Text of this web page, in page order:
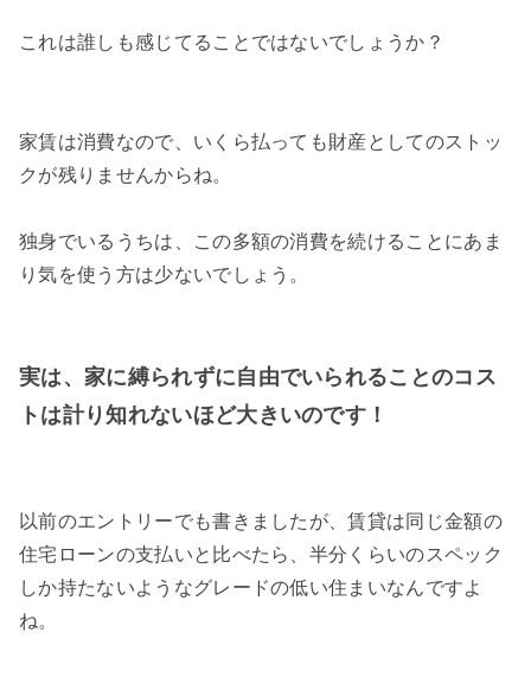
これは誰しも感じてることではないでしょうか？
家賃は消費なので、いくら払っても財産としてのストッ
クが残りませんからね。
独身でいるうちは、この多額の消費を続けることにあま
り気を使う方は少ないでしょう。
実は、家に縛られずに自由でいられることのコス
トは計り知れないほど大きいのです！
以前のエントリーでも書きましたが、賃貸は同じ金額の
住宅ローンの支払いと比べたら、半分くらいのスペック
しか持たないようなグレードの低い住まいなんですよ
ね。